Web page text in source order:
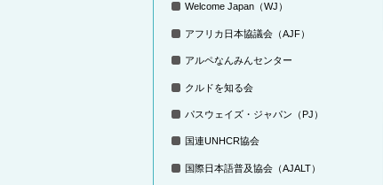
Welcome Japan（WJ）
アフリカ日本協議会（AJF）
アルペなんみんセンター
クルドを知る会
パスウェイズ・ジャパン（PJ）
国連UNHCR協会
国際日本語普及協会（AJALT）